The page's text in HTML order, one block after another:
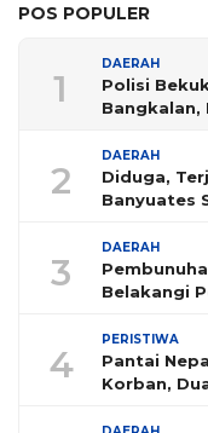
POS POPULER
1
DAERAH
Polisi
2
DAERAH
Diduga,
Banyuates
3
DAERAH
Belakangi
4
PERISTIWA
Pantai
Korban,